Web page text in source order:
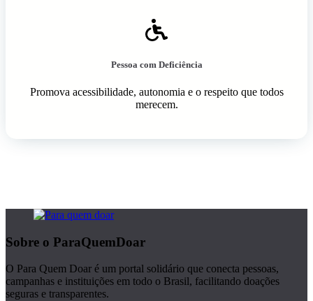
Pessoa com Deficiência
Promova acessibilidade, autonomia e o respeito que todos
merecem.
Sobre o ParaQuemDoar
O Para Quem Doar é um portal solidário que conecta pessoas,
campanhas e instituições em todo o Brasil, facilitando doações
seguras e transparentes.